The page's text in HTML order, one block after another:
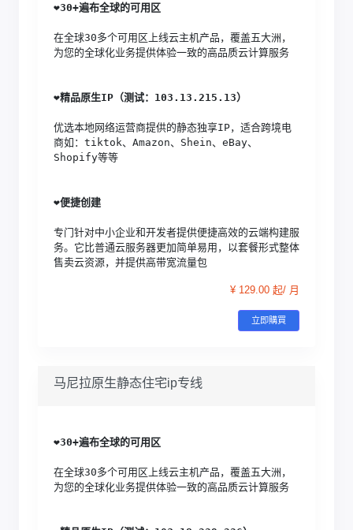
❤️30+遍布全球的可用区
在全球30多个可用区上线云主机产品，覆盖五大洲，
为您的全球化业务提供体验一致的高品质云计算服务
❤️精品原生IP（测试：103.13.215.13）
优选本地网络运营商提供的静态独享IP，适合跨境电
商如：tiktok、Amazon、Shein、eBay、
Shopify等等
❤️便捷创建
专门针对中小企业和开发者提供便捷高效的云端构建服
务。它比普通云服务器更加简单易用，以套餐形式整体
售卖云资源，并提供高带宽流量包
¥ 129.00 起/ 月
立即購買
马尼拉原生静态住宅ip专线
❤️30+遍布全球的可用区
在全球30多个可用区上线云主机产品，覆盖五大洲，
为您的全球化业务提供体验一致的高品质云计算服务